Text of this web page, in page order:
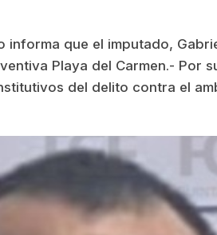
informa que el imputado,
Playa del Carmen.- Por
del delito contra el